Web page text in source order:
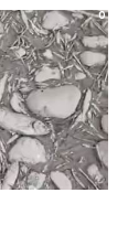
0